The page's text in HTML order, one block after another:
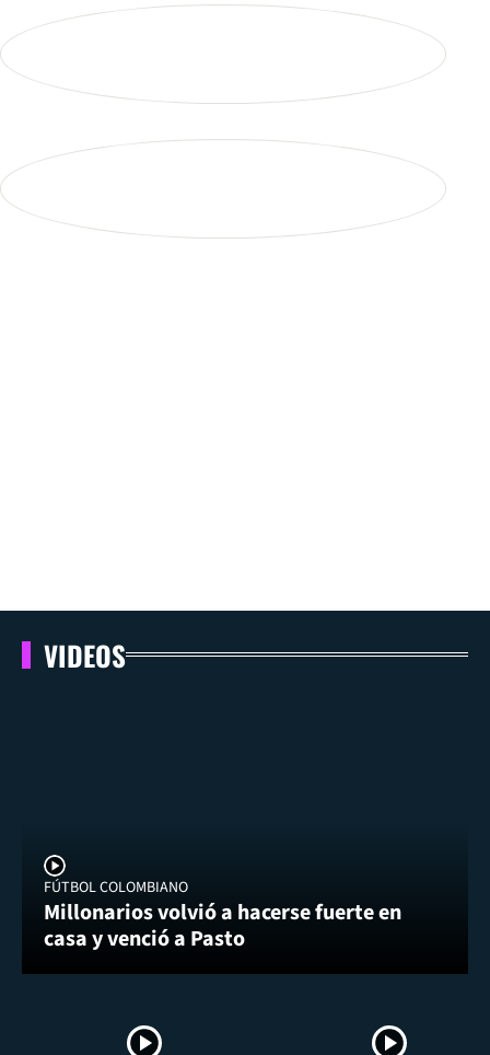
VIDEOS
FÚTBOL COLOMBIANO
Millonarios volvió a hacerse fuerte en
casa y venció a Pasto